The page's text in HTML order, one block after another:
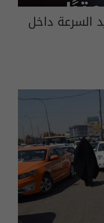
السرعة داخل